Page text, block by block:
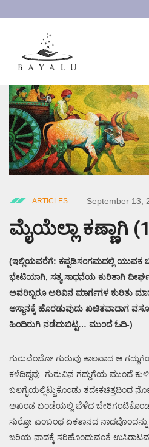
ARTICLES September 13,
ಮೈಯೆಲ್ಲಾ ಕಣ್ಣಾಗಿ
(ಇಲ್ಲಿಯವರೆಗೆ: ಕಪ್ಪಡಿಸಂಗಮದಲ್ಲಿ ಯುವಕ
ಭೇಟಿಯಾಗಿ, ಸತ್ಯ ಸಾಧನೆಯ ಕುರಿತಾಗಿ
ಅವರಿಬ್ಬರೂ ಅರಿವಿನ ಮಾರ್ಗಗಳ ಕುರಿತು
ಆಸ್ಥಾನಕ್ಕೆ ಹೊರಡುವುದು ಖಚಿತವಾದಾಗ
ಹಿಂದಿರುಗಿ ನಡೆದುಬಿಟ್ಟ… ಮುಂದೆ ಓದಿ-)
ಗುರುವೆಂಬೋ ಗುರುವು ಕಾಲವಾದ ಆ
ಕಳೆದಿದ್ದವು. ಗುರುವಿನ ಗದ್ದುಗೆಯ ಮುಂದೆ
ಬಲಗೈಯಲ್ಲಿಟ್ಟುಕೊಂಡು ತದೇಕಚಿತ್ತದಿಂದ
ಅಖಂಡ ಬಂಡೆಯಲ್ಲಿ ಬೆಳೆದ ಬೇರಿಗಂಟಿಕೊಂಡು
ಸುರ್ರೋ ಎಂಬಂಥ ಏಕತಾನದ
ಜರಿಯ ನಾದಕ್ಕೆ ಸರಿಹೊಂದುವಂತೆ